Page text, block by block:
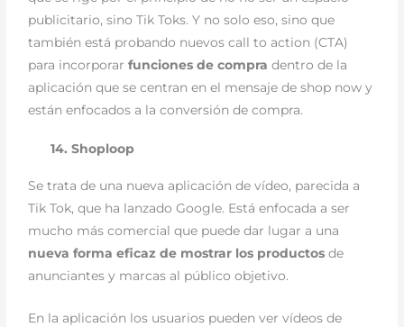
publicitario, sino Tik Toks. Y no solo eso, sino que
también está probando nuevos call to action (CTA)
para incorporarfunciones de compra dentro de la
aplicación que se centran en el mensaje de shop now y
están enfocados a la conversión de compra.
14. Shoploop
Se trata de una nueva aplicación de vídeo, parecida a
Tik Tok, que ha lanzado Google. Está enfocada a ser
mucho más comercial que puede dar lugar a una
nueva forma eficaz de mostrar los productos de
anunciantes y marcas al público objetivo.
En la aplicación los usuarios pueden ver vídeos de